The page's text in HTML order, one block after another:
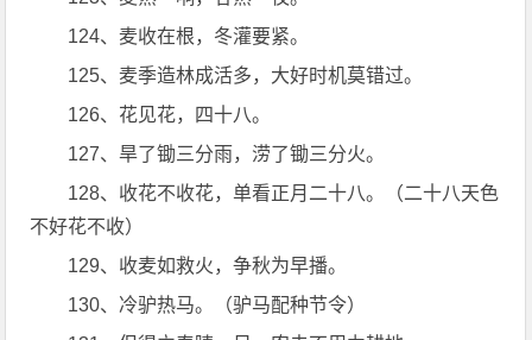
124、麦收在根，冬灌要紧。
125、麦季造林成活多，大好时机莫错过。
126、花见花，四十八。
127、旱了锄三分雨，涝了锄三分火。
128、收花不收花，单看正月二十八。（二十八天色
不好花不收）
129、收麦如救火，争秋为早播。
130、冷驴热马。（驴马配种节令）